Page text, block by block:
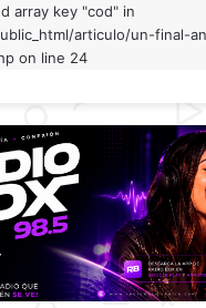
array key "cod" in
articulo/un-final-
on line 24